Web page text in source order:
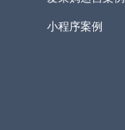
小程序案例